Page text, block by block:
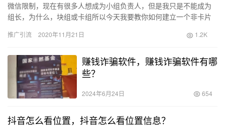
微信限制，现在有很多人想成为小组负责人，但是我只是不能成为
组长，为什么，块组或卡组所以今天我要教你如何建立一个非卡片
给…
推广引流 2020年11月21日 1.2K
赚钱诈骗软件，赚钱诈骗软件有哪
些？
2024年6月24日 654
抖音怎么看位置，抖音怎么看位置信息？